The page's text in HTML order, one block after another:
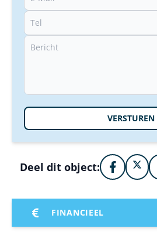
VERSTUREN
Deel dit object:
FINANCIEEL